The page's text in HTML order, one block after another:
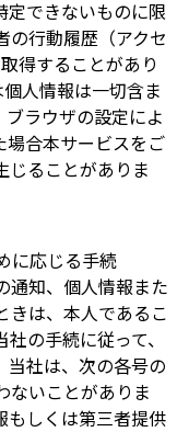
定できないものに限
の行動履歴（アクセ
得することがあり
人情報は一切含ま
ブラウザの設定によ
場合本サービスをご
じることがありま
に応じる手続
通知、個人情報また
きは、本人であるこ
の手続に従って、
当社は、次の各号の
ないことがありま
もしくは第三者提供